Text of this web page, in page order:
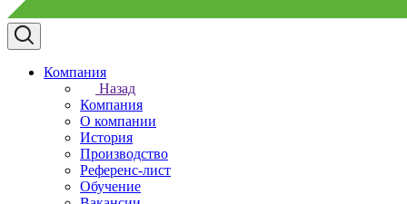
Компания
Назад
Компания
О компании
История
Производство
Референс-лист
Обучение